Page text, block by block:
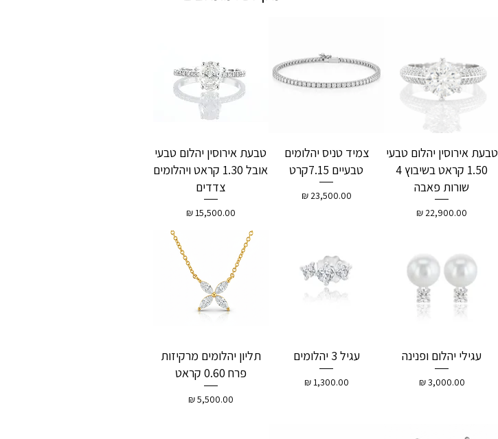
טבעת אירוסין יהלום טבעי
1.50 קראט בשיבוץ 4
שורות פאבה
מחיר
צמיד טניס יהלומים
טבעיים 7.15קרט
מחיר
טבעת אירוסין יהלום טבעי
אובל 1.30 קראט ויהלומים
צדדים
מחיר
עגילי יהלום ופנינה
מחיר
עגיל 3 יהלומים
מחיר
תליון יהלומים מרקיזות
פרח 0.60 קראט
מחיר